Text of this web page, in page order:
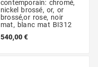
contemporain: chromé,
nickel brossé, or, or
brossé,or rose, noir
mat, blanc mat BI312
540,00 €